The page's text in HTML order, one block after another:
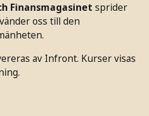
Finansmagasinet sprider
oss till den
av Infront. Kurser visas